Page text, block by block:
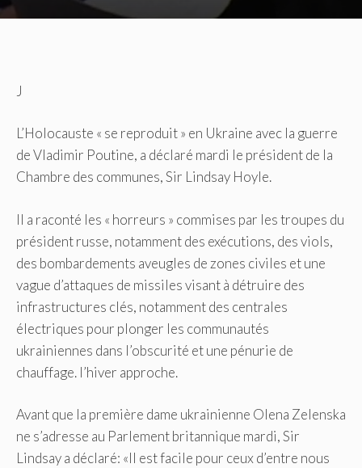
J
L’Holocauste « se reproduit » en Ukraine avec la guerre
de Vladimir Poutine, a déclaré mardi le président de la
Chambre des communes, Sir Lindsay Hoyle.
Il a raconté les « horreurs » commises par les troupes du
président russe, notamment des exécutions, des viols,
des bombardements aveugles de zones civiles et une
vague d’attaques de missiles visant à détruire des
infrastructures clés, notamment des centrales
électriques pour plonger les communautés
ukrainiennes dans l’obscurité et une pénurie de
chauffage. l’hiver approche.
Avant que la première dame ukrainienne Olena Zelenska
ne s’adresse au Parlement britannique mardi, Sir
Lindsay a déclaré: «Il est facile pour ceux d’entre nous